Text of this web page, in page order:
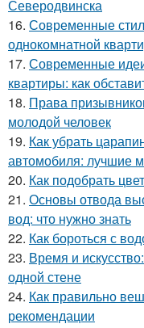
Северодвинска
16. Современные
однокомнатной
17. Современные
квартиры: как
18. Права
молодой человек
19. Как убрать
автомобиля: лучшие
20. Как подобрать
21. Основы отвода
вод: что нужно знать
22. Как бороться с
23. Время и
одной стене
24. Как правильно
рекомендации